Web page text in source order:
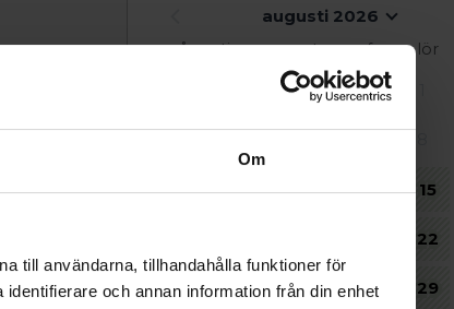
Om
till användarna, tillhandahålla funktioner för
och annan information från din enhet
2
augusti 2026
mån tis ons tors fre lör
10 11 12 13 14 15
22
24 25 26 27 28 29